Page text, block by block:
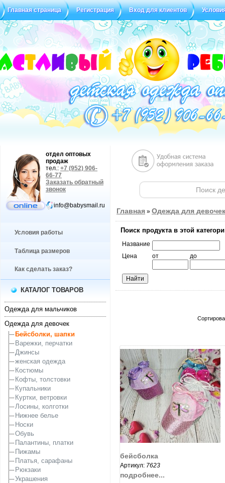
Главная страница Регистрация Вход для клиентов
Статус заказа Отзывы
отдел оптовых
продаж
тел.: +7 (952) 906-
66-77
Заказать обратный
звонок
info@babysmail.ru
Условия работы
Таблица размеров
Как сделать заказ?
КАТАЛОГ ТОВАРОВ
Одежда для мальчиков
Одежда для девочек
Бейсболки, шапки
Варежки, перчатки
Джинсы
женская одежда
Костюмы
Кофты, толстовки
Купальники
Куртки, ветровки
Лосины, колготки
Нижнее белье
Носки
Обувь
Палантины, платки
Пижамы
Платья, сарафаны
Рюкзаки
Украшения
Главная » Одежда для девочек
Поиск продукта в этой
Название
Цена
от до
бейсболка
Артикул: 7623
подробнее...